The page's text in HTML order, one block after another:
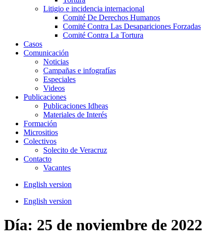
Litigio e incidencia internacional
Comité De Derechos Humanos​
Comité Contra Las Desapariciones Forzadas
Comité Contra La Tortura​
Casos
Comunicación
Noticias
Campañas e infografías
Especiales
Videos
Publicaciones
Publicaciones Idheas
Materiales de Interés
Formación
Micrositios
Colectivos
Solecito de Veracruz
Contacto
Vacantes
English version
English version
Día: 25 de noviembre de 2022